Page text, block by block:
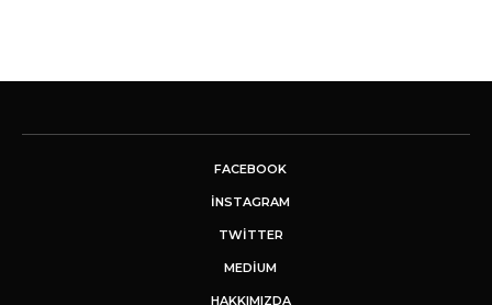
FACEBOOK
INSTAGRAM
TWITTER
MEDIUM
HAKKIMIZDA